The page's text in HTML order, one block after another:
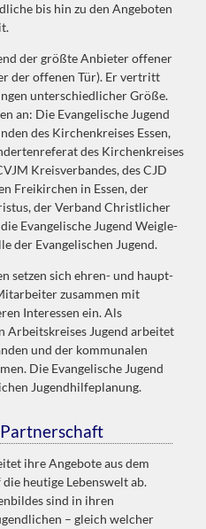
bis hin zu den Angeboten
der größte Anbieter offener
der offenen Tür). Er vertritt
unterschiedlicher Größe.
an: Die Evangelische Jugend
des Kirchenkreises Essen,
des Kirchenkreises
Kreisverbandes, des CJD
Freikirchen in Essen, der
der Verband Christlicher
Evangelische Jugend Weigle-
der Evangelischen Jugend.
setzen sich ehren- und haupt-
zusammen mit
Interessen ein. Als
Arbeitskreises Jugend arbeitet
und der kommunalen
Die Evangelische Jugend
Jugendhilfeplanung.
ihre Angebote aus dem
heutige Lebenswelt ab.
sind in ihren
– gleich welcher